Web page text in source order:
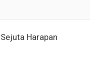
Harapan